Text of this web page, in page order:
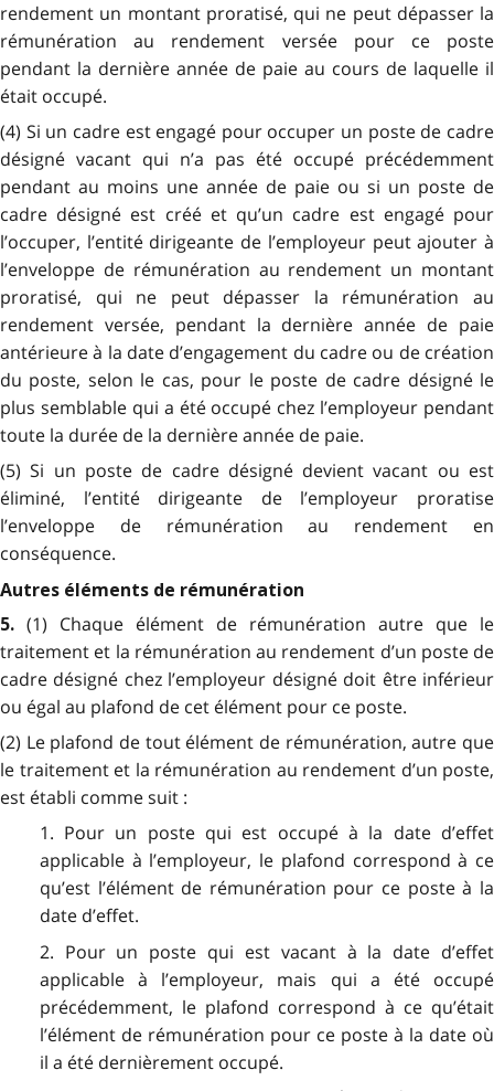
rendement un montant proratisé, qui ne peut dépasser la
rémunération au rendement versée pour ce poste
pendant la dernière année de paie au cours de laquelle il
était occupé.
(4) Si un cadre est engagé pour occuper un poste de cadre
désigné vacant qui n’a pas été occupé précédemment
pendant au moins une année de paie ou si un poste de
cadre désigné est créé et qu’un cadre est engagé pour
l’occuper, l’entité dirigeante de l’employeur peut ajouter à
l’enveloppe de rémunération au rendement un montant
proratisé, qui ne peut dépasser la rémunération au
rendement versée, pendant la dernière année de paie
antérieure à la date d’engagement du cadre ou de création
du poste, selon le cas, pour le poste de cadre désigné le
plus semblable qui a été occupé chez l’employeur pendant
toute la durée de la dernière année de paie.
(5) Si un poste de cadre désigné devient vacant ou est
éliminé, l’entité dirigeante de l’employeur proratise
l’enveloppe de rémunération au rendement en
conséquence.
Autres éléments de rémunération
5. (1) Chaque élément de rémunération autre que le
traitement et la rémunération au rendement d’un poste de
cadre désigné chez l’employeur désigné doit être inférieur
ou égal au plafond de cet élément pour ce poste.
(2) Le plafond de tout élément de rémunération, autre que
le traitement et la rémunération au rendement d’un poste,
est établi comme suit :
1. Pour un poste qui est occupé à la date d’effet
applicable à l’employeur, le plafond correspond à ce
qu’est l’élément de rémunération pour ce poste à la
date d’effet.
2. Pour un poste qui est vacant à la date d’effet
applicable à l’employeur, mais qui a été occupé
précédemment, le plafond correspond à ce qu’était
l’élément de rémunération pour ce poste à la date où
il a été dernièrement occupé.